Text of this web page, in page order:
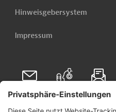
Hinweisgebersystem
Impressum